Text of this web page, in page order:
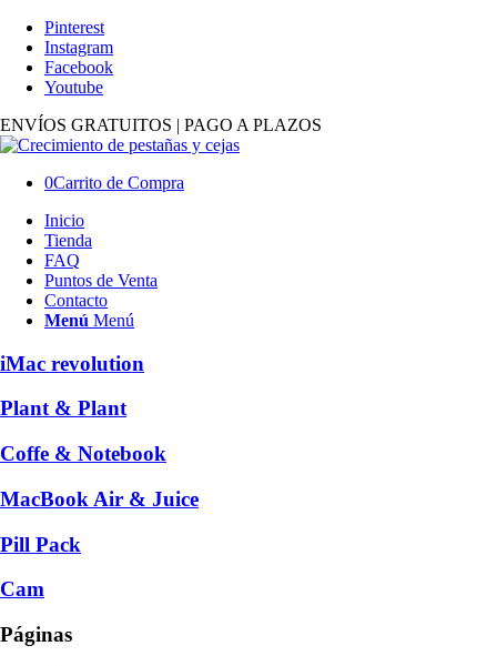
Pinterest
Instagram
Facebook
Youtube
ENVÍOS GRATUITOS | PAGO A PLAZOS
0Carrito de Compra
Inicio
Tienda
FAQ
Puntos de Venta
Contacto
Menú Menú
iMac revolution
Plant & Plant
Coffe & Notebook
MacBook Air & Juice
Pill Pack
Cam
Páginas